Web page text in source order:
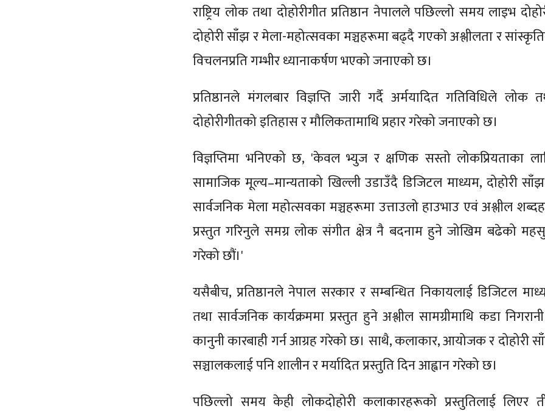
राष्ट्रिय लोक तथा दोहोरीगीत प्रतिष्ठान नेपालले पछिल्लो समय लाइभ
दोहोरी साँझ र मेला-महोत्सवका मञ्चहरूमा बढ्दै गएको अश्लीलता र
विचलनप्रति गम्भीर ध्यानाकर्षण भएको जनाएको छ।
प्रतिष्ठानले मंगलबार विज्ञप्ति जारी गर्दै अर्मयादित गतिविधिले लोक
दोहोरीगीतको इतिहास र मौलिकतामाथि प्रहार गरेको जनाएको छ।
विज्ञप्तिमा भनिएको छ, 'केवल भ्युज र क्षणिक सस्तो लोकप्रियताका
सामाजिक मूल्य–मान्यताको खिल्ली उडाउँदै डिजिटल माध्यम, दोहोरी
सार्वजनिक मेला महोत्सवका मञ्चहरूमा उत्ताउलो हाउभाउ एवं अश्लील
प्रस्तुत गरिनुले समग्र लोक संगीत क्षेत्र नै बदनाम हुने जोखिम बढेको
गरेको छौं।'
यसैबीच, प्रतिष्ठानले नेपाल सरकार र सम्बन्धित निकायलाई डिजिटल
तथा सार्वजनिक कार्यक्रममा प्रस्तुत हुने अश्लील सामग्रीमाथि कडा
कानुनी कारबाही गर्न आग्रह गरेको छ। साथै, कलाकार, आयोजक र दोहोरी
सञ्चालकलाई पनि शालीन र मर्यादित प्रस्तुति दिन आह्वान गरेको छ।
पछिल्लो समय केही लोकदोहोरी कलाकारहरूको प्रस्तुतिलाई लिएर